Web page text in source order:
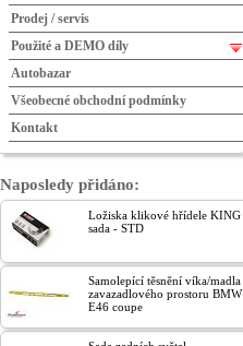
Prodej / servis
Použité a DEMO díly
Autobazar
Všeobecné obchodní podmínky
Kontakt
Naposledy přidáno:
Ložiska klikové hřídele KING
sada - STD
Samolepící těsnění víka/madla
zavazadlového prostoru BMW
E46 coupe